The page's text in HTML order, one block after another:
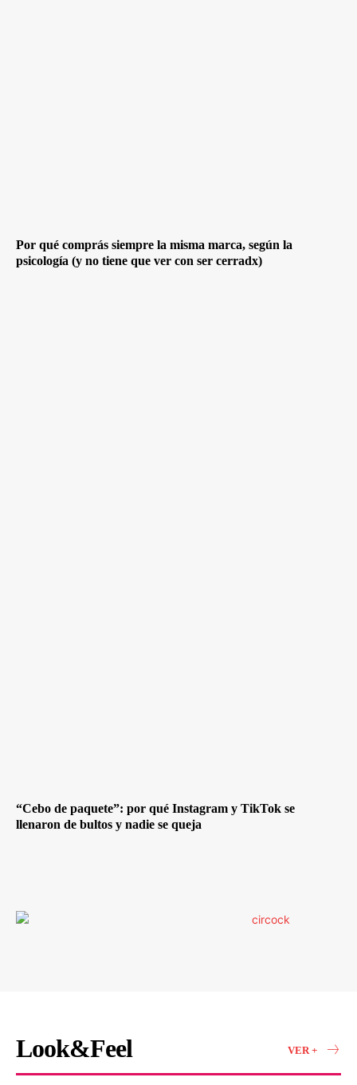
Por qué comprás siempre la misma marca, según la
psicología (y no tiene que ver con ser cerradx)
“Cebo de paquete”: por qué Instagram y TikTok se
llenaron de bultos y nadie se queja
Look&Feel VER +